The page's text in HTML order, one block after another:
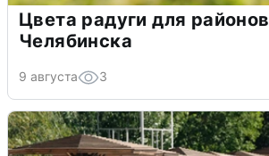
Цвета радуги для районов
Челябинска
9 августа 3